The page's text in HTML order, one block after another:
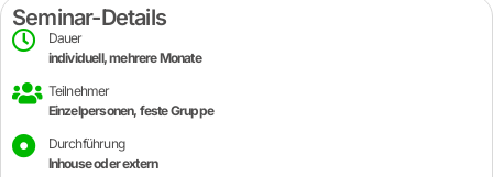
Seminar-Details
Dauer
individuell, mehrere Monate
Teilnehmer
Einzelpersonen, feste Gruppe
Durchführung
Inhouse oder extern